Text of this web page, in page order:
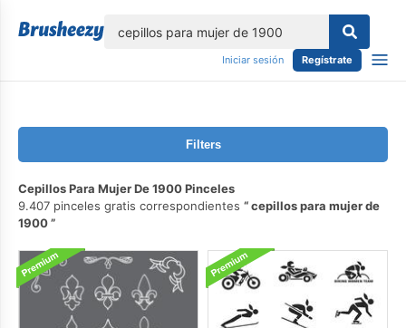
Iniciar sesión Regístrate
Filters
Cepillos Para Mujer De 1900 Pinceles
9.407 pinceles gratis correspondientes
cepillos para mujer de
1900